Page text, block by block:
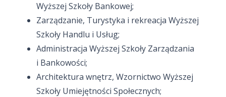
Wyższej Szkoły Bankowej;
Zarządzanie, Turystyka i rekreacja Wyższej
Szkoły Handlu i Usług;
Administracja Wyższej Szkoły Zarządzania
i Bankowości;
Architektura wnętrz, Wzornictwo Wyższej
Szkoły Umiejętności Społecznych;